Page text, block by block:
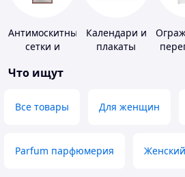
Антимоскитные
сетки и
к ним
Календари и
плакаты
Что ищут
Все товары Для женщин
Parfum парфюмерия